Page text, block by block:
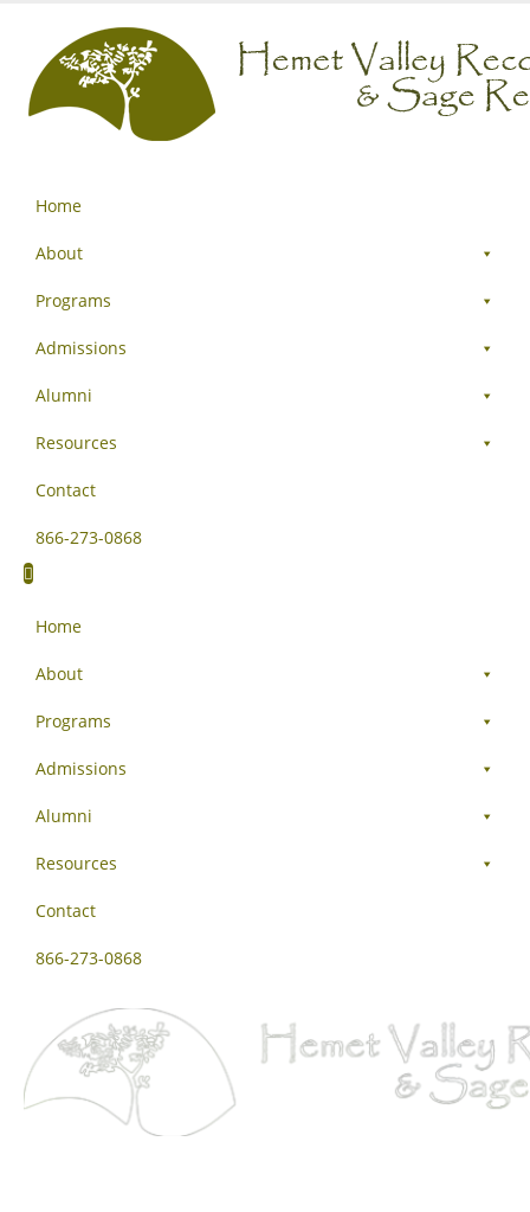
Home
About
Programs
Admissions
Alumni
Resources
Contact
866-273-0868
Home
About
Programs
Admissions
Alumni
Resources
Contact
866-273-0868